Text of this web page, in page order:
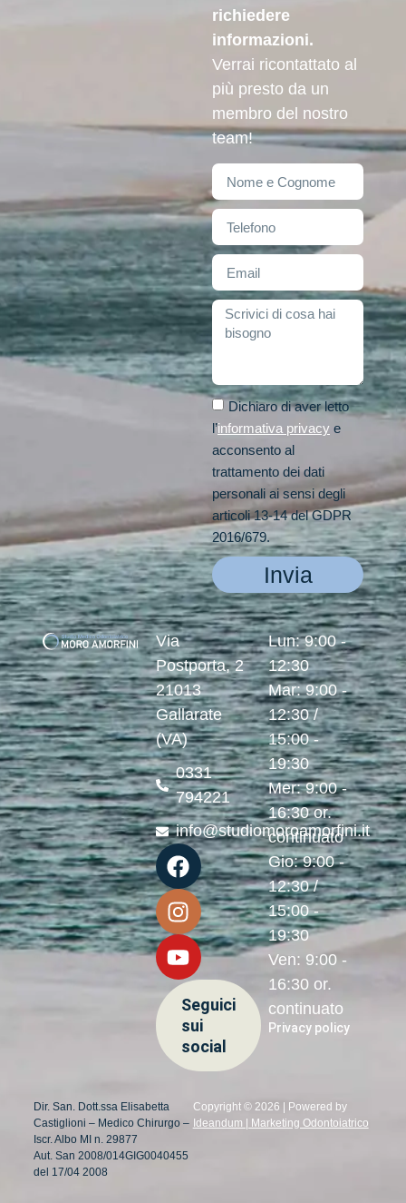
richiedere
informazioni.
Verrai ricontattato al
più presto da un
membro del nostro
team!
Dichiaro di aver letto
l’informativa privacy e
acconsento al
trattamento dei dati
personali ai sensi degli
articoli 13-14 del GDPR
2016/679.
Invia
Via
Postporta, 2
21013
Gallarate
(VA)
0331
794221
info@studiomoroamorfini.it
Seguici
sui
social
Lun: 9:00 -
12:30
Mar: 9:00 -
12:30 /
15:00 -
19:30
Mer: 9:00 -
16:30 or.
continuato
Gio: 9:00 -
12:30 /
15:00 -
19:30
Ven: 9:00 -
16:30 or.
continuato
Privacy policy
Dir. San. Dott.ssa Elisabetta
Castiglioni – Medico Chirurgo –
Iscr. Albo MI n. 29877
Aut. San 2008/014GIG0040455
del 17/04 2008
Copyright © 2026 | Powered by
Ideandum | Marketing Odontoiatrico